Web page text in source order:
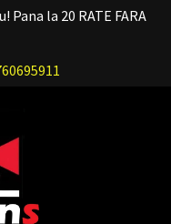
la 20 RATE FARA